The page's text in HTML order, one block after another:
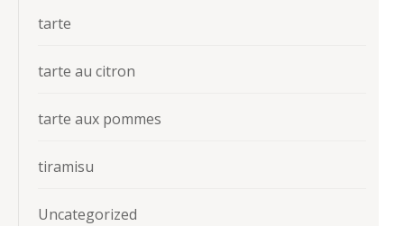
tarte
tarte au citron
tarte aux pommes
tiramisu
Uncategorized